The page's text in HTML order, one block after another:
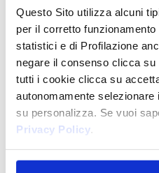
Questo Sito utilizza alcuni
per il corretto
statistici e di Profilazione
negare il consenso clicca
tutti i cookie clicca su
autonomamente
su personalizza. Se vuoi
Privacy Policy.
CERE DEPILATORIE
CERA
RULLO -
CERA NATURALE